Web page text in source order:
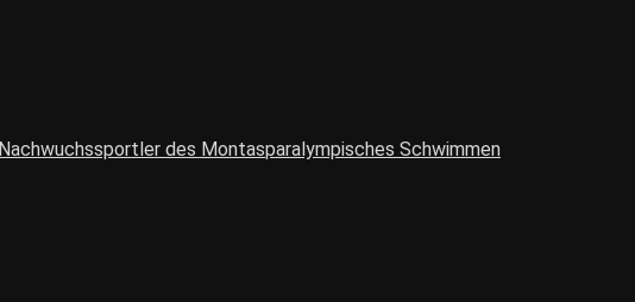
Nachwuchssportler des Montasparalympisches Schwimmen